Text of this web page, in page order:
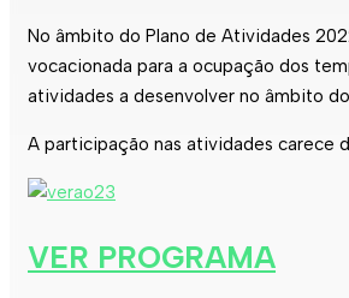
No âmbito do Plano de Atividades
vocacionada para a ocupação dos
atividades a desenvolver no âmbito
A participação nas atividades carece
VER PROGRAMA